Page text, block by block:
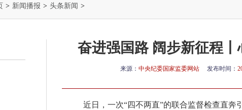
> 新闻播报 > 头条新闻 >
奋进强国路 阔步新征程
来源： 中央纪委国家监委网站 发布时间：
近日，一次“四不两直”的联合监督检查直